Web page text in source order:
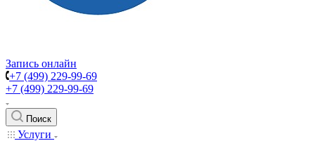
Запись онлайн
+7 (499) 229-99-69
+7 (499) 229-99-69
Поиск
Услуги